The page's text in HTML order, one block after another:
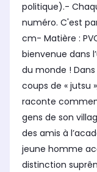
politique).-
numéro. C'est
cm- Matière :
bienvenue dans
du monde !
coups de « jutsu
raconte
gens de son
des amis à
jeune homme
distinction